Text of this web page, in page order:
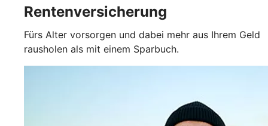
Rentenversicherung
Fürs Alter vorsorgen und dabei mehr aus Ihrem Geld
rausholen als mit einem Sparbuch.